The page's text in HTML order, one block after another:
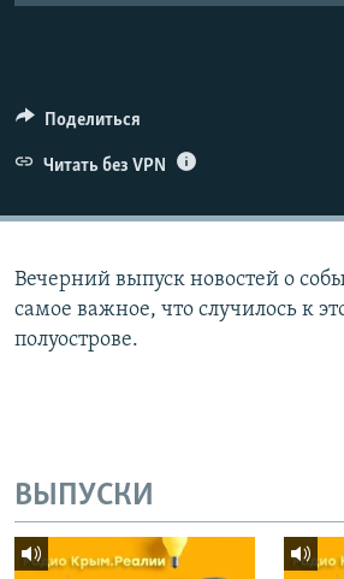
ELIFBE
УКРАИНСКАЯ ПРОБЛЕМА КРЫМА
Поделиться
Читать без VPN
Вечерний выпуск новостей о
самое важное, что случилось к
полуострове.
ВЫПУСКИ